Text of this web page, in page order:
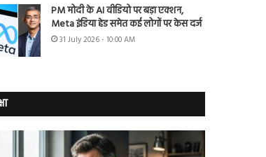
PM मोदी के AI वीडियो पर बड़ा एक्शन,
Meta इंडिया हेड समेत कई लोगों पर केस दर्ज
31 July 2026 - 10:00 AM